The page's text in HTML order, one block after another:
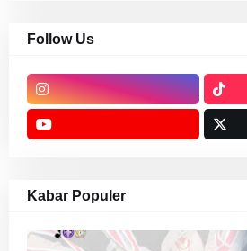
Follow Us
Kabar Populer